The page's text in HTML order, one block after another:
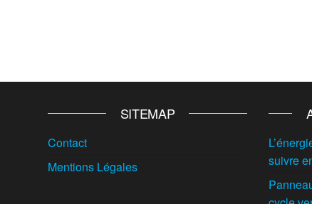
SITEMAP
Contact
Mentions Légales
suivre